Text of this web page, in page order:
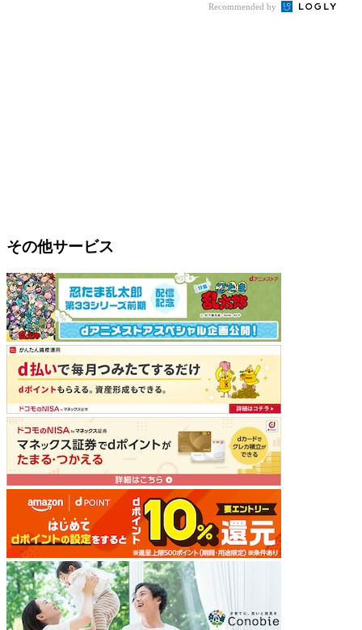
Recommended by
その他サービス